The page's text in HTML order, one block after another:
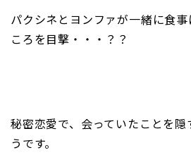
パクシネとヨンファが一緒に食
ころを目撃・・・？？
秘密恋愛で、会っていたことを隠
うです。